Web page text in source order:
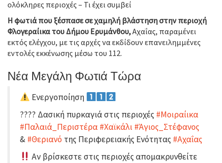
ολόκληρες περιοχές – Τι έχει συμβεί
Η φωτιά που ξέσπασε σε χαμηλή βλάστηση στην περιοχή
Φλογεραίικα του Δήμου Ερυμάνθου,Αχαΐας, παραμένει
εκτός ελέγχου, με τις αρχές να εκδίδουν επανειλημμένες
εντολές εκκένωσης μέσω του 112.
Νέα Μεγάλη Φωτιά Τώρα
Ενεργοποίηση
???? Δασική πυρκαγιά στις περιοχές #Μοιραίικα
#Παλαιά_Περιστέρα #Χαϊκάλι #Άγιος_Στέφανος
& #Θεριανό της Περιφερειακής Ενότητας #Αχαΐας
Αν βρίσκεστε στις περιοχές απομακρυνθείτε